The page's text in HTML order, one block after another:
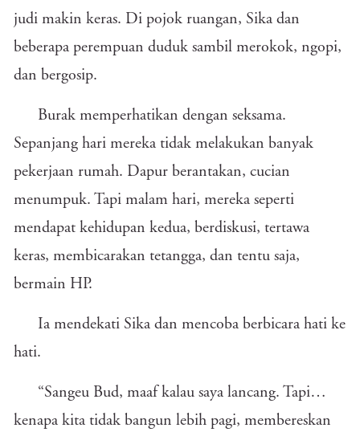
judi makin keras. Di pojok ruangan, Sika dan
beberapa perempuan duduk sambil merokok, ngopi,
dan bergosip.
Burak memperhatikan dengan seksama.
Sepanjang hari mereka tidak melakukan banyak
pekerjaan rumah. Dapur berantakan, cucian
menumpuk. Tapi malam hari, mereka seperti
mendapat kehidupan kedua, berdiskusi, tertawa
keras, membicarakan tetangga, dan tentu saja,
bermain HP.
Ia mendekati Sika dan mencoba berbicara hati ke
hati.
“Sangeu Bud, maaf kalau saya lancang. Tapi…
kenapa kita tidak bangun lebih pagi, membereskan